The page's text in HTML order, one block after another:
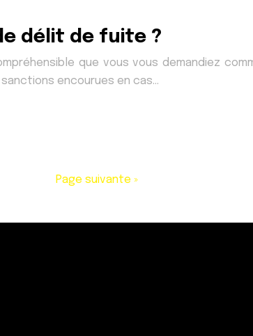
délit de fuite ?
que vous vous demandiez
encourues en cas…
Page suivante »